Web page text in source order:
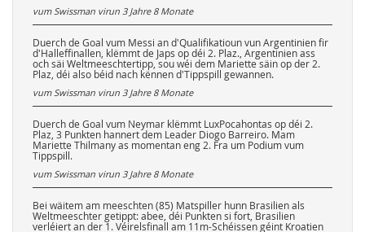
vum Swissman virun 3 Jahre 8 Monate
Duerch de Goal vum Messi an d'Qualifikatioun vun Argentinien fir
d'Halleffinallen, klëmmt de Japs op déi 2. Plaz., Argentinien ass
och säi Weltmeeschtertipp, sou wéi dem Mariette säin op der 2.
Plaz, déi also béid nach kënnen d'Tippspill gewannen.
vum Swissman virun 3 Jahre 8 Monate
Duerch de Goal vum Neymar klëmmt LuxPocahontas op déi 2.
Plaz, 3 Punkten hannert dem Leader Diogo Barreiro. Mam
Mariette Thilmany as momentan eng 2. Fra um Podium vum
Tippspill.
vum Swissman virun 3 Jahre 8 Monate
Bei wäitem am meeschten (85) Matspiller hunn Brasilien als
Weltmeeschter getippt: abee, déi Punkten si fort, Brasilien
verléiert an der 1. Véirelsfinall am 11m-Schéissen géint Kroatien